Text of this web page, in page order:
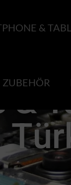
&
ZUBEHÖR